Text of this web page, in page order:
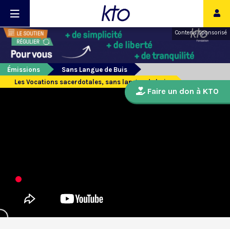
Contenu sponsorisé
Émissions
Sans Langue de Buis
Les Vocations sacerdotales, sans langue de buis
Faire un don à KTO